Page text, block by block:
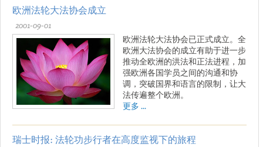
欧洲法轮大法协会成立
2001-09-01
欧洲法轮大法协会已正式成立。全
欧洲大法协会的成立有助于进一步
推动全欧洲的洪法和正法进程，加
强欧洲各国学员之间的沟通和协
调，突破国界和语言的限制，让大
法传遍整个欧洲。
更多 ...
瑞士时报: 法轮功步行者在高度监视下的旅程